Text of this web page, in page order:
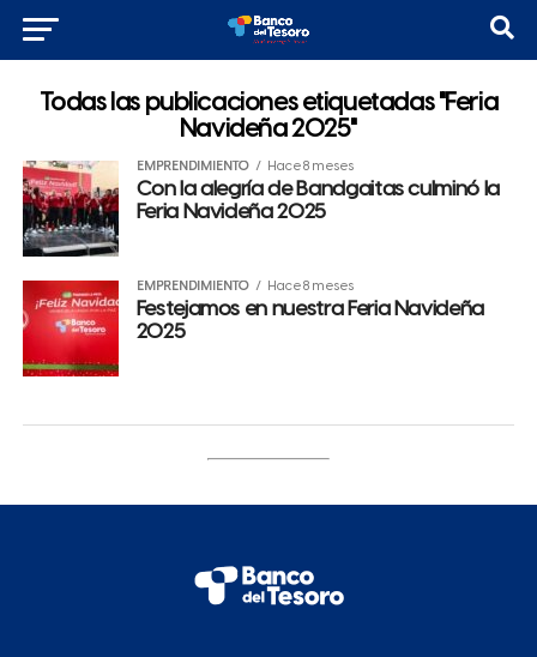
Todas las publicaciones etiquetadas "Feria
Navideña 2025"
EMPRENDIMIENTO Hace 8 meses
Con la alegría de Bandgaitas culminó la
Feria Navideña 2025
EMPRENDIMIENTO Hace 8 meses
Festejamos en nuestra Feria Navideña
2025